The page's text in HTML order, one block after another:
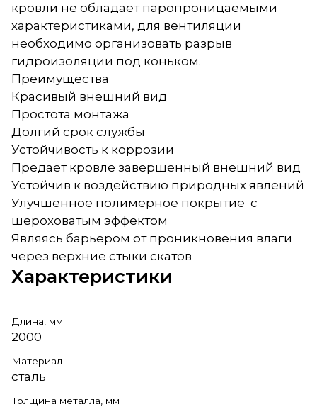
кровли не обладает паропроницаемыми
характеристиками, для вентиляции
необходимо организовать разрыв
гидроизоляции под коньком.
Преимущества
Красивый внешний вид
Простота монтажа
Долгий срок службы
Устойчивость к коррозии
Предает кровле завершенный внешний вид
Устойчив к воздействию природных явлений
Улучшенное полимерное покрытие с
шероховатым эффектом
Являясь барьером от проникновения влаги
через верхние стыки скатов
Характеристики
Длина, мм
2000
Материал
сталь
Толщина металла, мм